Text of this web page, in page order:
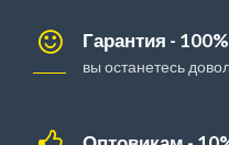
Гарантия - 100%
вы останетесь